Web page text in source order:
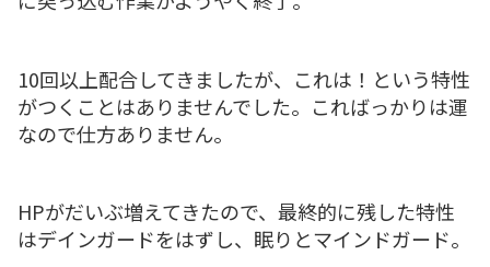
10回以上配合してきましたが、これは！という特性
がつくことはありませんでした。こればっかりは運
なので仕方ありません。
HPがだいぶ増えてきたので、最終的に残した特性
はデインガードをはずし、眠りとマインドガード。